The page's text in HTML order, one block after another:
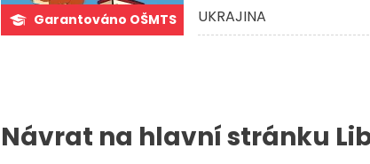
Garantováno OŠMTS UKRAJINA
Návrat na hlavní stránku